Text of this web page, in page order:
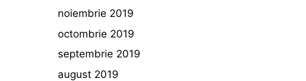
noiembrie 2019
octombrie 2019
septembrie 2019
august 2019